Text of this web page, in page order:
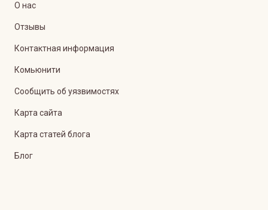
О нас
Отзывы
Контактная информация
Комьюнити
Сообщить об уязвимостях
Карта сайта
Карта статей блога
Блог